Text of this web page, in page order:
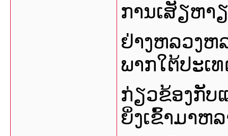
ການເສັຽຫາ
ຢ່າງຫລວງຫ
ພາກໃຕ້ປະເ
ກ່ຽວຂ້ອງກັບ
ຍິ່ງເຂົ້າມາຫ